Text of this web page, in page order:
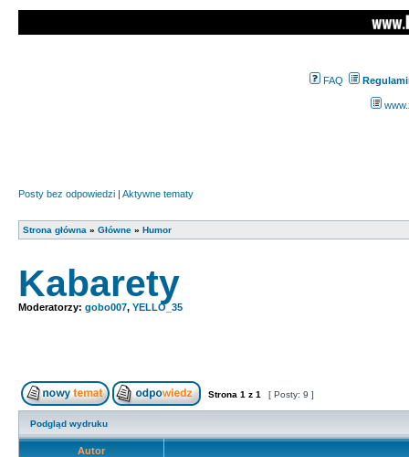
FAQ
Posty bez odpowiedzi | Aktywne tematy
Strona główna » Główne » Humor
Kabarety
Moderatorzy: gobo007, YELLO_35
Strona 1 z 1 [ Posty: 9 ]
Podgląd wydruku
Autor